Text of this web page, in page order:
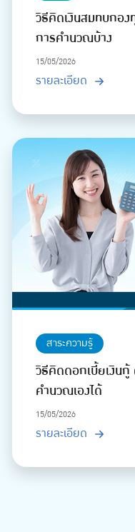
วิธีคิดเงินสมทบกอง
การคำนวณบ้าง
15/05/2026
รายละเอียด
สาระความรู้
วิธีคิดดอกเบี้ยเงินกู้
คำนวณเองได้
15/05/2026
รายละเอียด